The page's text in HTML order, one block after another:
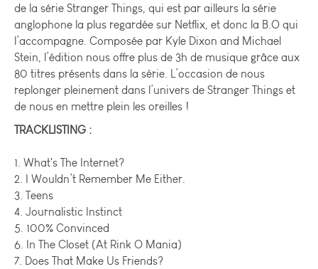
de la série Stranger Things, qui est par ailleurs la série
anglophone la plus regardée sur Netflix, et donc la B.O qui
l’accompagne. Composée par Kyle Dixon and Michael
Stein, l’édition nous offre plus de 3h de musique grâce aux
80 titres présents dans la série. L’occasion de nous
replonger pleinement dans l’univers de Stranger Things et
de nous en mettre plein les oreilles !
TRACKLISTING :
1. What's The Internet?
2. I Wouldn’t Remember Me Either.
3. Teens
4. Journalistic Instinct
5. 100% Convinced
6. In The Closet (At Rink O Mania)
7. Does That Make Us Friends?